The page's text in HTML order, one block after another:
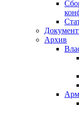
Архив